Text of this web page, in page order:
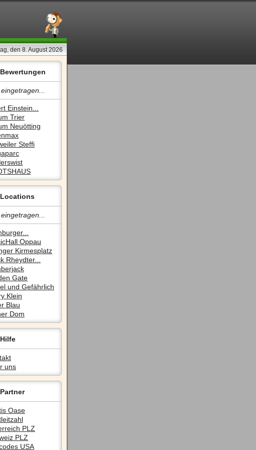
den 8. August 2026
Bewertungen
Einstein...
Trier
Neuötting
Steffi
Locations
Oppau
Kirmesplatz
Rheydter...
Gate
und Gefährlich
Klein
Blau
Dom
Hilfe
uns
Partner
Oase
PLZ
PLZ
USA